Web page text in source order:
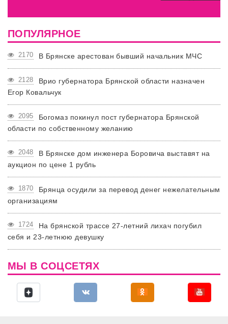
ПОПУЛЯРНОЕ
2170 В Брянске арестован бывший начальник МЧС
2128
Врио губернатора Брянской области назначен
Егор Ковальчук
2095
Богомаз покинул пост губернатора Брянской
области по собственному желанию
2048
В Брянске дом инженера Боровича выставят на
аукцион по цене 1 рубль
1870
Брянца осудили за перевод денег нежелательным
организациям
1724
На брянской трассе 27-летний лихач погубил
себя и 23-летнюю девушку
МЫ В СОЦСЕТЯХ